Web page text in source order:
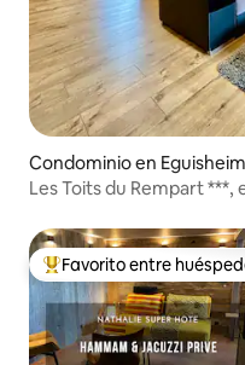
Condominio en Eguisheim
Les Toits du Rempart ***,
De los mejores en
Favorito entre